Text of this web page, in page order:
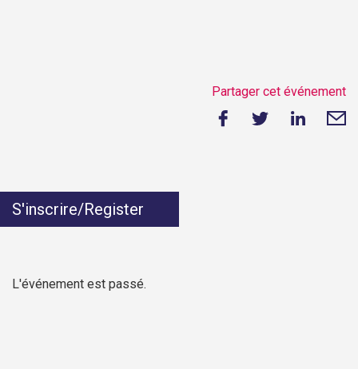
Partager cet événement
S'inscrire/Register
L'événement est passé.